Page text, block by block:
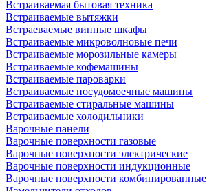
Встраиваемая бытовая техника
Встраиваемые вытяжки
Встраеваемые винные шкафы
Встраиваемые микроволновые печи
Встраиваемые морозильные камеры
Встраиваемые кофемашины
Встраиваемые пароварки
Встраиваемые посудомоечные машины
Встраиваемые стиральные машины
Встраиваемые холодильники
Варочные панели
Варочные поверхности газовые
Варочные поверхности электрические
Варочные поверхности индукционные
Варочные поверхности комбинированные